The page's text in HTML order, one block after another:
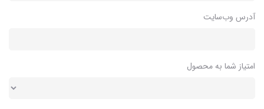
آدرس وب‌سایت
امتیاز شما به محصول